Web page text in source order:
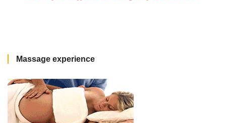
Massage experience